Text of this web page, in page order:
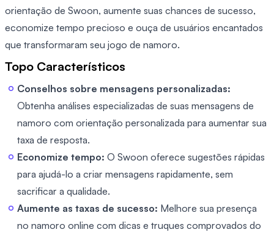
orientação de Swoon, aumente suas chances de sucesso,
economize tempo precioso e ouça de usuários encantados
que transformaram seu jogo de namoro.
Topo Característicos
Conselhos sobre mensagens personalizadas:
Obtenha análises especializadas de suas mensagens de
namoro com orientação personalizada para aumentar sua
taxa de resposta.
Economize tempo: O Swoon oferece sugestões rápidas
para ajudá-lo a criar mensagens rapidamente, sem
sacrificar a qualidade.
Aumente as taxas de sucesso: Melhore sua presença
no namoro online com dicas e truques comprovados do